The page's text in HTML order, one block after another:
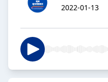
2022-01-13